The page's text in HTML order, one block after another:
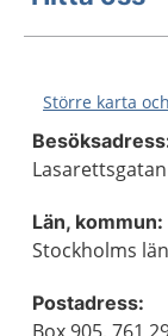
Större karta
Län, kommun:
Stockholms
Postadress: